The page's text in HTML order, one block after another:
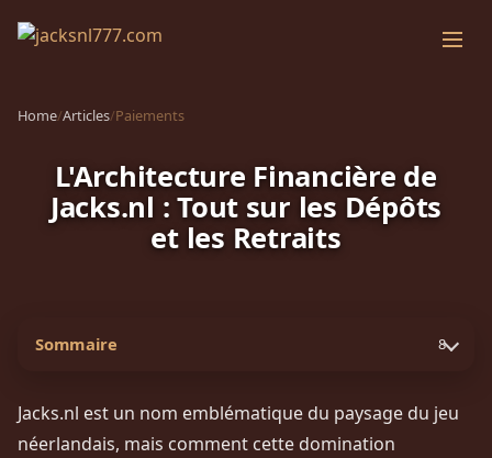
Home/Articles/Paiements
L'Architecture Financière de
Jacks.nl : Tout sur les Dépôts
et les Retraits
Sommaire 8
Jacks.nl est un nom emblématique du paysage du jeu
néerlandais, mais comment cette domination